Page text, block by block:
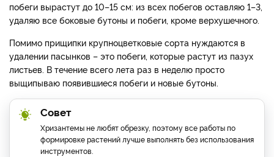
побеги вырастут до 10–15 см: из всех побегов оставляю 1–3,
удаляю все боковые бутоны и побеги, кроме верхушечного.
Помимо прищипки крупноцветковые сорта нуждаются в
удалении пасынков – это побеги, которые растут из пазух
листьев. В течение всего лета раз в неделю просто
выщипываю появившиеся побеги и новые бутоны.
Совет
Хризантемы не любят обрезку, поэтому все работы по
формировке растений лучше выполнять без использования
инструментов.